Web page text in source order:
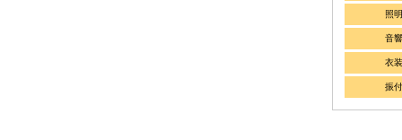
照明
音響
衣装
振付